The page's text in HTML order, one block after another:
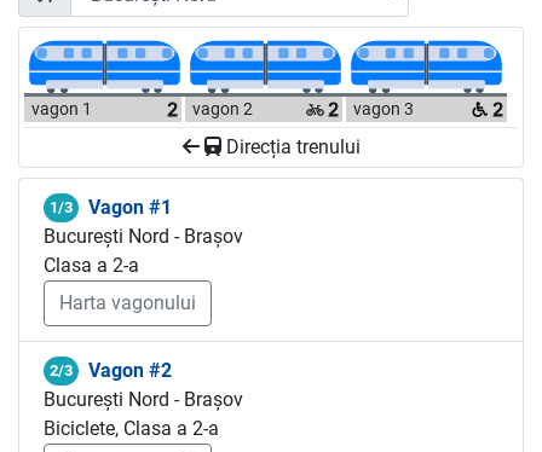
vagon 1 vagon 2 vagon 3
Direcția trenului
1/3
Vagon #1
București Nord - Brașov
Clasa a 2-a
Harta vagonului
2/3
Vagon #2
București Nord - Brașov
Biciclete, Clasa a 2-a